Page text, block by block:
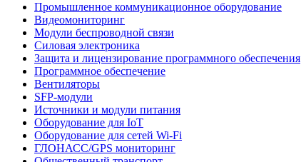
Промышленное коммуникационное оборудование
Видеомониторинг
Модули беспроводной связи
Силовая электроника
Защита и лицензирование программного обеспечения
Программное обеспечение
Вентиляторы
SFP-модули
Источники и модули питания
Оборудование для IoT
Оборудование для сетей Wi-Fi
ГЛОНАСС/GPS мониторинг